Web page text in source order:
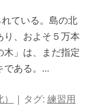
ている。島の北
、およそ５万本
」は、まだ指定
である。…
| タグ: 練習用